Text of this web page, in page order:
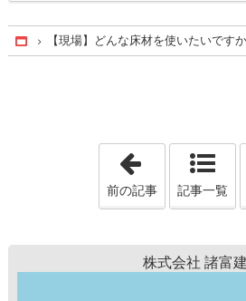
Home【現場】どんな床材を使いたいです
「【時事】
前の記事 記事一覧
株式会社 諸富